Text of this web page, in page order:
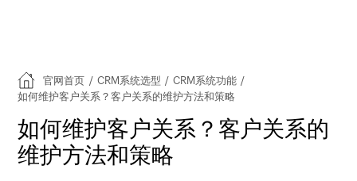
官网首页 / CRM系统选型 / CRM系统功能 /
如何维护客户关系？客户关系的维护方法和策略
如何维护客户关系？客户关系的
维护方法和策略